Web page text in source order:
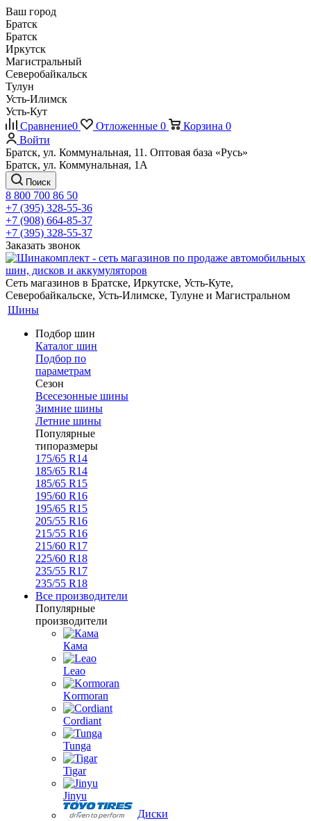
Ваш город
Братск
Братск
Иркутск
Магистральный
Северобайкальск
Тулун
Усть-Илимск
Усть-Кут
Сравнение0 Отложенные 0 Корзина 0
Войти
Братск, ул. Коммунальная, 11. Оптовая база «Русь»
Братск, ул. Коммунальная, 1А
Поиск
8 800 700 86 50
+7 (395) 328-55-36
+7 (908) 664-85-37
+7 (395) 328-55-37
Заказать звонок
Сеть магазинов в Братске, Иркутске, Усть-Куте,
Северобайкальске, Усть-Илимске, Тулуне и Магистральном
Шины
Подбор шин
Каталог шин
Подбор по
параметрам
Сезон
Всесезонные шины
Зимние шины
Летние шины
Популярные
типоразмеры
175/65 R14
185/65 R14
185/65 R15
195/60 R16
195/65 R15
205/55 R16
215/55 R16
215/60 R17
225/60 R18
235/55 R17
235/55 R18
Все производители
Популярные
производители
Кама
Leao
Kormoran
Cordiant
Tunga
Tigar
Jinyu
Диски